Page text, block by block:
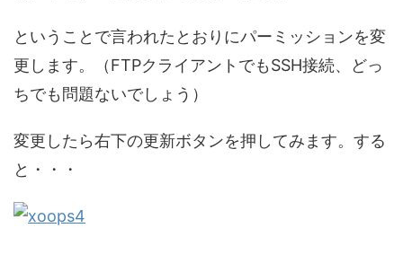
ということで言われたとおりにパーミッションを変
更します。（FTPクライアントでもSSH接続、どっ
ちでも問題ないでしょう）
変更したら右下の更新ボタンを押してみます。する
と・・・